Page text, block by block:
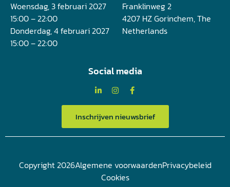
Woensdag, 3 februari 2027
15:00 – 22:00
Donderdag, 4 februari 2027
15:00 – 22:00
Franklinweg 2
4207 HZ Gorinchem, The
Netherlands
Social media
Inschrijven nieuwsbrief
Copyright 2026Algemene voorwaardenPrivacybeleid
Cookies